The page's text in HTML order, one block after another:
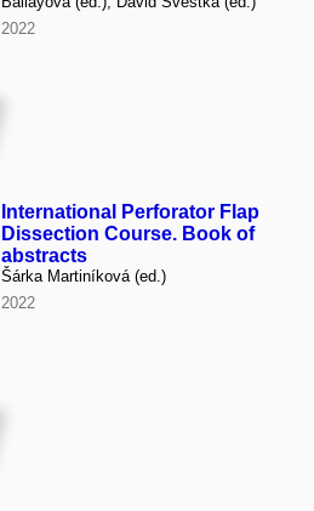
2022
International Perforator Flap
Dissection Course. Book of
abstracts
Šárka Martiníková (ed.)
2022